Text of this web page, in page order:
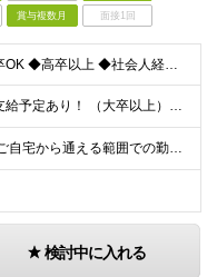
賞与複数月 面接1回
◆未経験・第二新卒OK ◆高卒以上 ◆社会人経験（就労経験）がある方 └業界・ポジション・年数不問 〈20～30代の社員が多数活躍中！〉 若手からベテランまで、さまざまな方が在籍。 前職経験を活かし
★賞与5.42ヶ月分支給予定あり！ （大卒以上）月給24万1,692円～39万5,780円＋各種手当＋賞与2回 （高卒以上）月給22万2,662円～39万5,780円＋各種手当＋賞与2回 ※上記は
★U/Iターン歓迎！ご自宅から通える範囲での勤務となります ★JR西日本本社（大阪市北区）または、当社事業エリア内（北陸から北九州まで）の各支社で勤務 ※関西に本社あり※ 〈近畿エリア〉 三重県（
検討中に入れる